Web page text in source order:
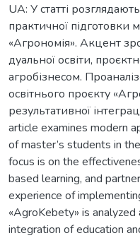
UA: У статті
практичної підготовки
«Агрономія». Акцент
дуальної освіти,
агробізнесом.
освітнього проєкту
результативної
article examines modern
of master’s students in
focus is on the
based learning, and
experience of
«AgroKebety» is
integration of education